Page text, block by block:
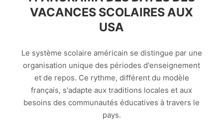
VACANCES SCOLAIRES AUX
USA
Le système scolaire américain se distingue par une
organisation unique des périodes d'enseignement
et de repos. Ce rythme, différent du modèle
français, s'adapte aux traditions locales et aux
besoins des communautés éducatives à travers le
pays.